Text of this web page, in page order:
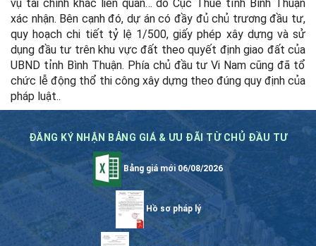
vụ tài chính khác liên quan… do Cục Thuế tỉnh Bình Thuận
xác nhận. Bên cạnh đó, dự án có đầy đủ chủ trương đầu tư,
quy hoạch chi tiết tỷ lệ 1/500, giấy phép xây dựng và sử
dụng đầu tư trên khu vực đất theo quyết định giao đất của
UBND tỉnh Bình Thuận. Phía chủ đầu tư Vi Nam cũng đã tổ
chức lễ động thổ thi công xây dựng theo đúng quy định của
pháp luật..
ĐĂNG KÝ NHẬN BẢNG GIÁ & ƯU ĐÃI TỪ CHỦ ĐẦU TƯ
Bảng giá mới 06/08/2026
Hồ sơ pháp lý